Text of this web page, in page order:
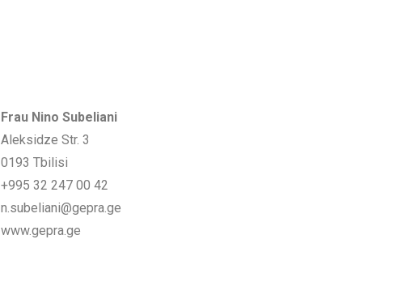
Frau Nino Subeliani
Aleksidze Str. 3
0193 Tbilisi
+995 32 247 00 42
n.subeliani@gepra.ge
www.gepra.ge